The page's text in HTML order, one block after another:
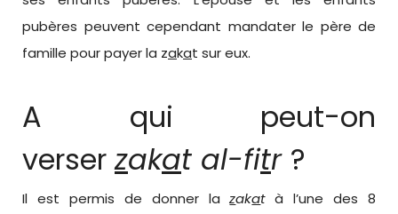
pubères peuvent cependant mandater le père de
famille pour payer la zakat sur eux.
A qui peut-on
verser zakat al-fitr ?
Il est permis de donner la zakat à l’une des 8